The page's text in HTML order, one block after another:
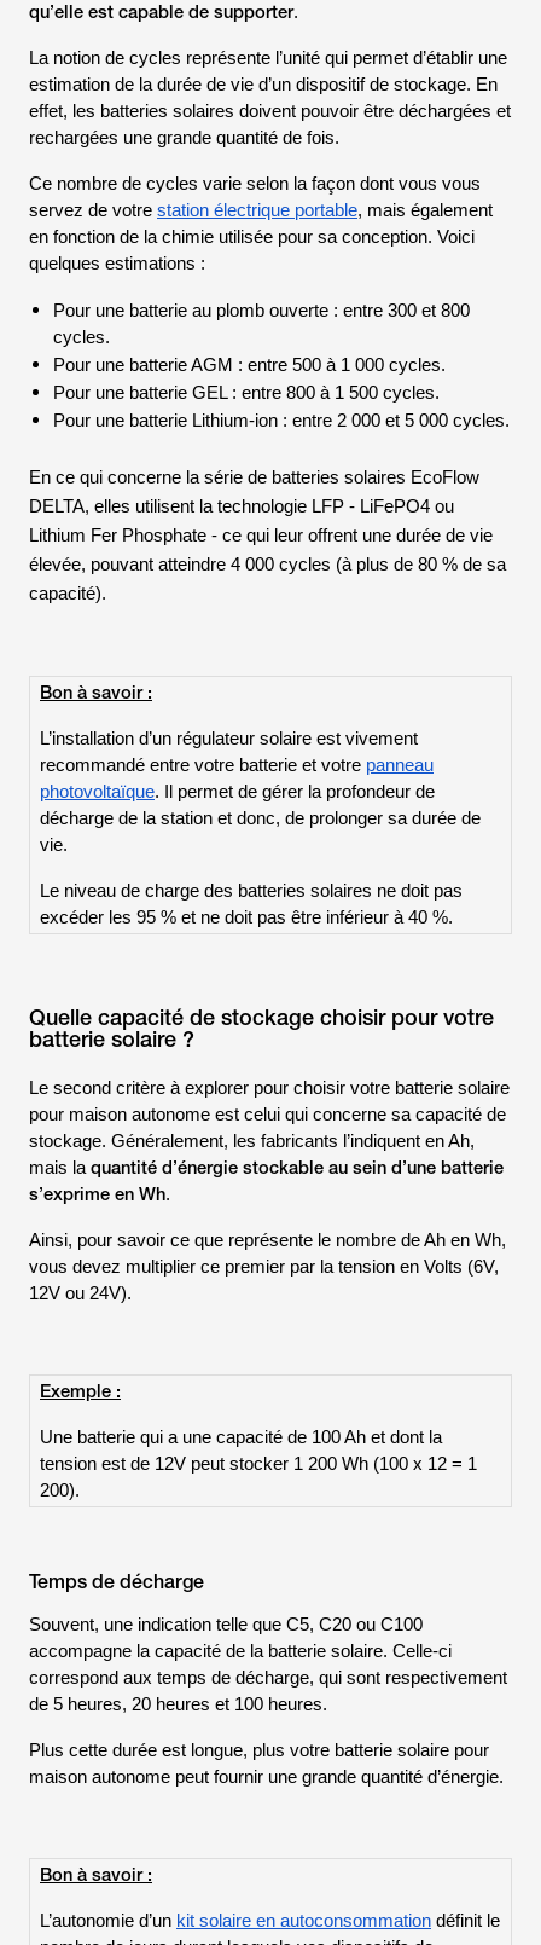
qu’elle est capable de supporter.
La notion de cycles représente l’unité qui permet d’établir une
estimation de la durée de vie d’un dispositif de stockage. En
effet, les batteries solaires doivent pouvoir être déchargées et
rechargées une grande quantité de fois.
Ce nombre de cycles varie selon la façon dont vous vous
servez de votre station électrique portable, mais également
en fonction de la chimie utilisée pour sa conception. Voici
quelques estimations :
Pour une batterie au plomb ouverte : entre 300 et 800
cycles.
Pour une batterie AGM : entre 500 à 1 000 cycles.
Pour une batterie GEL : entre 800 à 1 500 cycles.
Pour une batterie Lithium-ion : entre 2 000 et 5 000 cycles.
En ce qui concerne la série de batteries solaires EcoFlow
DELTA, elles utilisent la technologie LFP - LiFePO4 ou
Lithium Fer Phosphate - ce qui leur offrent une durée de vie
élevée, pouvant atteindre 4 000 cycles (à plus de 80 % de sa
capacité).
Bon à savoir :
L’installation d’un régulateur solaire est vivement
recommandé entre votre batterie et votre panneau
photovoltaïque. Il permet de gérer la profondeur de
décharge de la station et donc, de prolonger sa durée de
vie.
Le niveau de charge des batteries solaires ne doit pas
excéder les 95 % et ne doit pas être inférieur à 40 %.
Quelle capacité de stockage choisir pour votre
batterie solaire ?
Le second critère à explorer pour choisir votre batterie solaire
pour maison autonome est celui qui concerne sa capacité de
stockage. Généralement, les fabricants l’indiquent en Ah,
mais la quantité d’énergie stockable au sein d’une batterie
s’exprime en Wh.
Ainsi, pour savoir ce que représente le nombre de Ah en Wh,
vous devez multiplier ce premier par la tension en Volts (6V,
12V ou 24V).
Exemple :
Une batterie qui a une capacité de 100 Ah et dont la
tension est de 12V peut stocker 1 200 Wh (100 x 12 = 1
200).
Temps de décharge
Souvent, une indication telle que C5, C20 ou C100
accompagne la capacité de la batterie solaire. Celle-ci
correspond aux temps de décharge, qui sont respectivement
de 5 heures, 20 heures et 100 heures.
Plus cette durée est longue, plus votre batterie solaire pour
maison autonome peut fournir une grande quantité d’énergie.
Bon à savoir :
L’autonomie d’un kit solaire en autoconsommation définit le